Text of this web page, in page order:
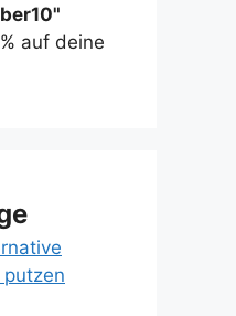
auf deine